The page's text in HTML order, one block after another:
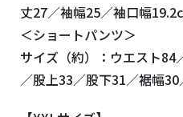
丈27／袖幅25／袖口幅
＜ショートパンツ＞
サイズ（約）：ウエスト84
／股上33／股下31／裾幅30